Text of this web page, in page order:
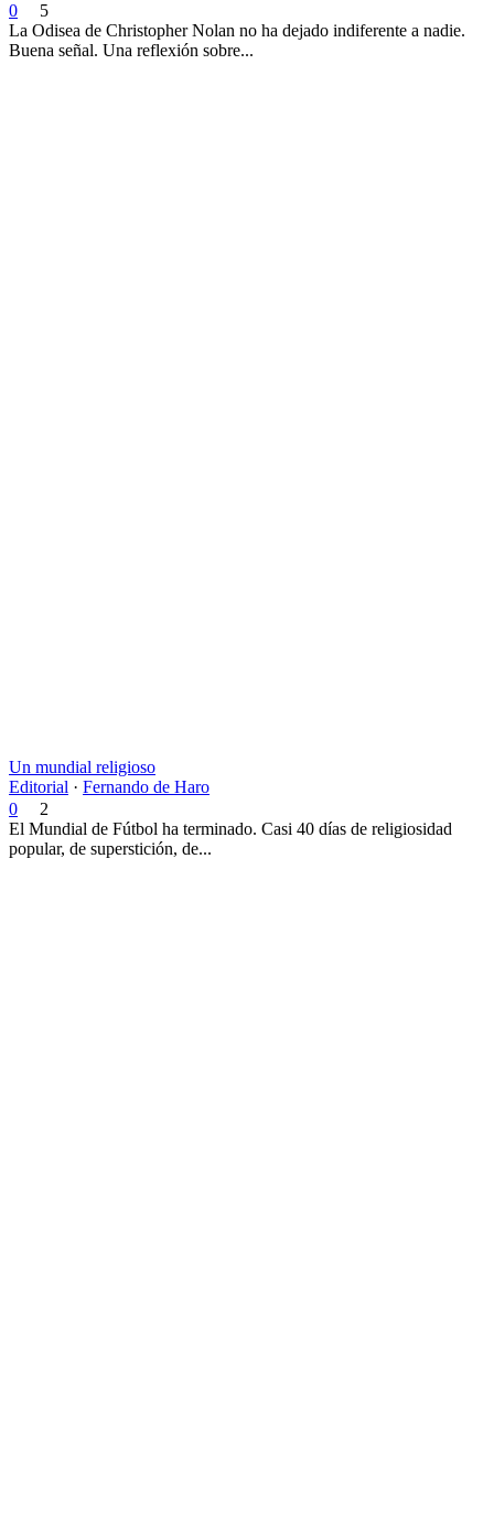
0
5
La Odisea de Christopher Nolan no ha dejado indiferente a nadie.
Buena señal. Una reflexión sobre...
Un mundial religioso
Editorial · Fernando de Haro
0
2
El Mundial de Fútbol ha terminado. Casi 40 días de religiosidad
popular, de superstición, de...